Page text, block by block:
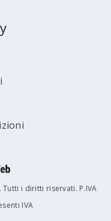
i diritti riservati. P.IVA
IVA